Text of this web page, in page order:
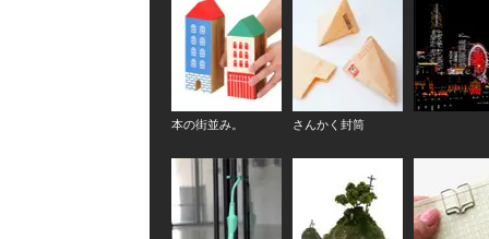
本の街並み。 さんかく封筒